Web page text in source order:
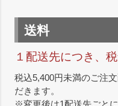
送料
１配送先につき、
税込5,400円未満のご注
だきます。